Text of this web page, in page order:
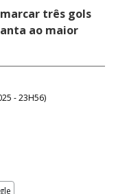
três gols
ao maior
- 23H56)